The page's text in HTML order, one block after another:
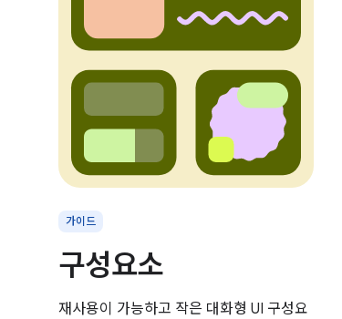
가이드
구성요소
재사용이 가능하고 작은 대화형 UI 구성요